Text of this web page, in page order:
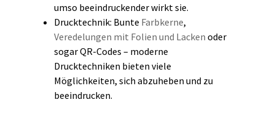
umso beeindruckender wirkt sie.
Drucktechnik: Bunte Farbkerne,
Veredelungen mit Folien und Lacken oder
sogar QR-Codes – moderne
Drucktechniken bieten viele
Möglichkeiten, sich abzuheben und zu
beeindrucken.